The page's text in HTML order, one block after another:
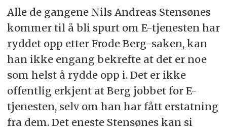
Hold en saklig tone
Send bidraget tildebatt@fofo.no
Alle de gangene Nils Andreas Stensønes
kommer til å bli spurt om E-tjenesten har
ryddet opp etter Frode Berg-saken, kan
han ikke engang bekrefte at det er noe
som helst å rydde opp i. Det er ikke
offentlig erkjent at Berg jobbet for E-
tjenesten, selv om han har fått erstatning
fra dem. Det eneste Stensønes kan si